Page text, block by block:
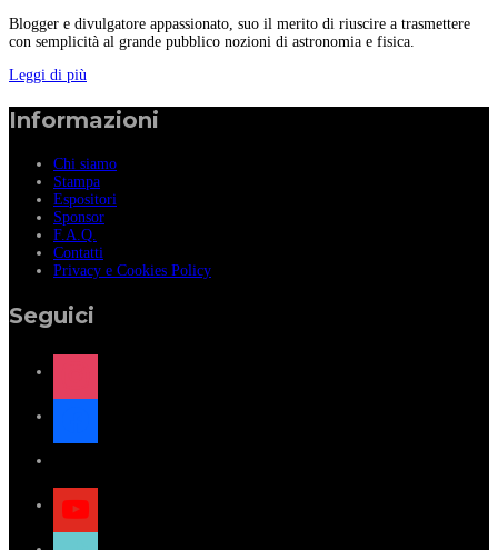
Blogger e divulgatore appassionato, suo il merito di riuscire a trasmettere
con semplicità al grande pubblico nozioni di astronomia e fisica.
Leggi di più
Informazioni
Chi siamo
Stampa
Espositori
Sponsor
F.A.Q.
Contatti
Privacy e Cookies Policy
Seguici
instagram
facebook
x
youtube
tiktok